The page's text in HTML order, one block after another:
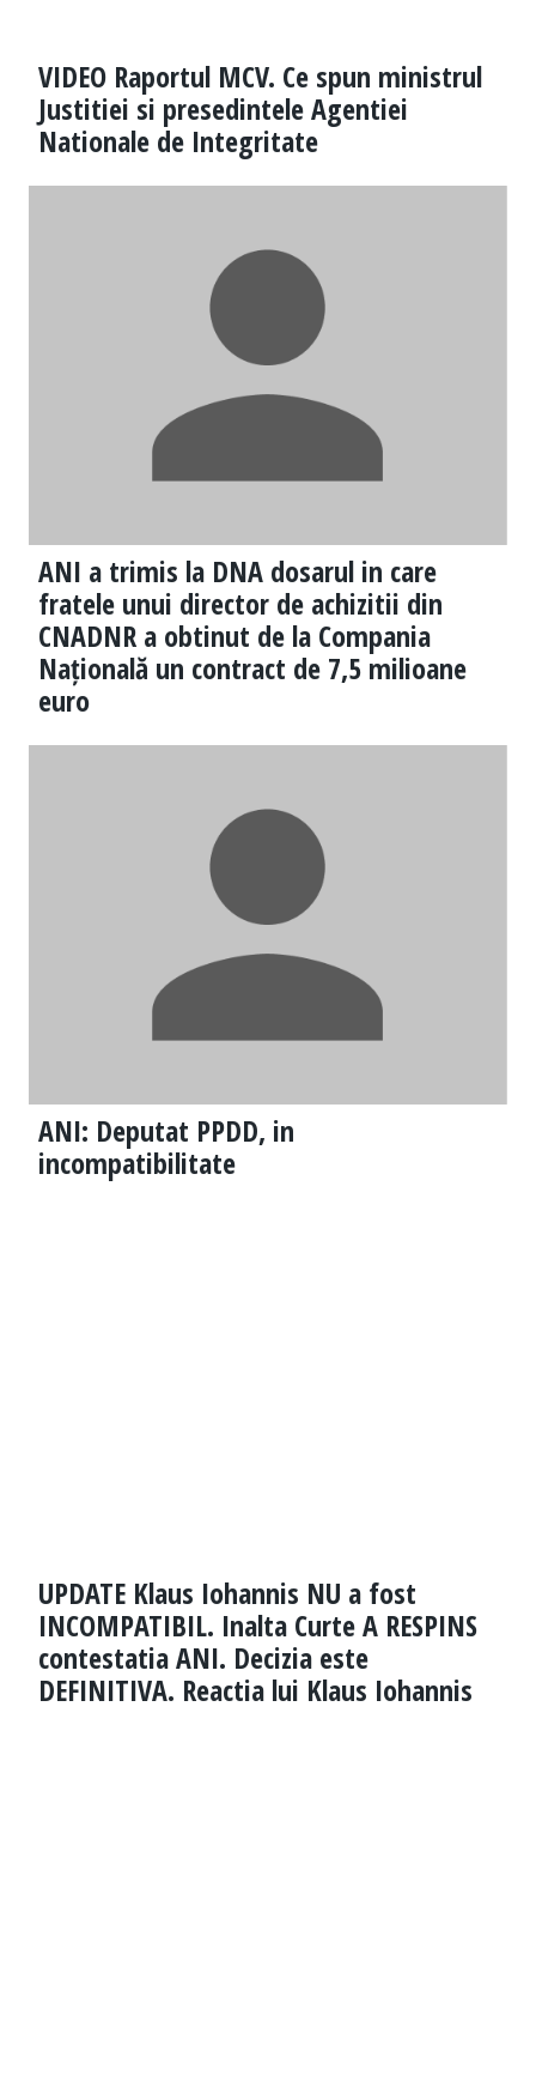
VIDEO Raportul MCV. Ce spun ministrul
Justitiei si presedintele Agentiei
Nationale de Integritate
ANI a trimis la DNA dosarul in care
fratele unui director de achizitii din
CNADNR a obtinut de la Compania
Națională un contract de 7,5 milioane
euro
ANI: Deputat PPDD, in
incompatibilitate
UPDATE Klaus Iohannis NU a fost
INCOMPATIBIL. Inalta Curte A RESPINS
contestatia ANI. Decizia este
DEFINITIVA. Reactia lui Klaus Iohannis